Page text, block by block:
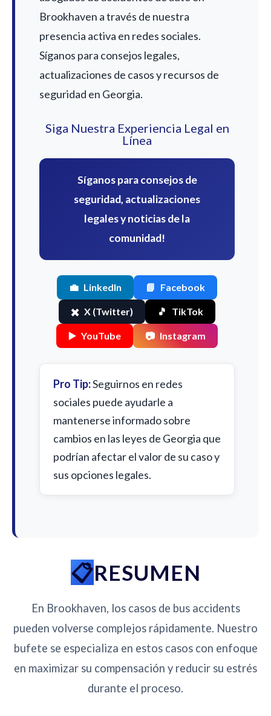
Brookhaven a través de nuestra
presencia activa en redes sociales.
Síganos para consejos legales,
actualizaciones de casos y recursos de
seguridad en Georgia.
Siga Nuestra Experiencia Legal en
Línea
Síganos para consejos de
seguridad, actualizaciones
legales y noticias de la
comunidad!
💼 LinkedIn 📘 Facebook
✖️ X (Twitter) 🎵 TikTok
▶️ YouTube 📷 Instagram
Pro Tip:Seguirnos en redes
sociales puede ayudarle a
mantenerse informado sobre
cambios en las leyes de Georgia que
podrían afectar el valor de su caso y
sus opciones legales.
RESUMEN
En Brookhaven, los casos de bus accidents
pueden volverse complejos rápidamente. Nuestro
bufete se especializa en estos casos con enfoque
en maximizar su compensación y reducir su estrés
durante el proceso.